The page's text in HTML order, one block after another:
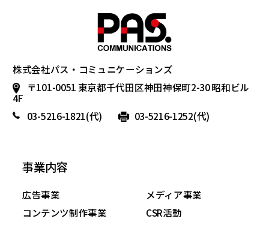
株式会社パス・コミュニケーションズ
〒101-0051 東京都千代田区神田神保町2-30 昭和ビル
4F
03-5216-1821(代) 03-5216-1252(代)
事業内容
広告事業
メディア事業
コンテンツ制作事業
CSR活動